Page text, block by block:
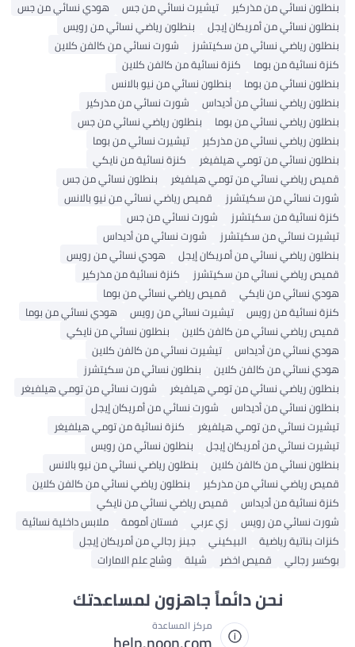
بنطلون نسائي من مذركير
تيشيرت نسائي من جس
هودي نسائي من جس
بنطلون نسائي من أمريكان إيجل
بنطلون رياضي نسائي من رويس
بنطلون رياضي نسائي من سكيتشرز
شورت نسائي من كالفن كلاين
كنزة نسائية من بوما
كنزة نسائية من كالفن كلاين
بنطلون نسائي من بوما
بنطلون نسائي من نيو بالانس
بنطلون رياضي نسائي من أديداس
شورت نسائي من مذركير
بنطلون رياضي نسائي من بوما
بنطلون رياضي نسائي من جس
بنطلون رياضي نسائي من مذركير
تيشيرت نسائي من بوما
بنطلون نسائي من تومي هيلفيغر
كنزة نسائية من نايكي
قميص رياضي نسائي من تومي هيلفيغر
بنطلون نسائي من جس
شورت نسائي من سكيتشرز
قميص رياضي نسائي من نيو بالانس
كنزة نسائية من سكيتشرز
شورت نسائي من جس
تيشيرت نسائي من سكيتشرز
شورت نسائي من أديداس
بنطلون رياضي نسائي من أمريكان إيجل
هودي نسائي من رويس
قميص رياضي نسائي من سكيتشرز
كنزة نسائية من مذركير
هودي نسائي من نايكي
قميص رياضي نسائي من بوما
كنزة نسائية من رويس
تيشيرت نسائي من رويس
هودي نسائي من بوما
قميص رياضي نسائي من كالفن كلاين
بنطلون نسائي من نايكي
هودي نسائي من أديداس
تيشيرت نسائي من كالفن كلاين
هودي نسائي من كالفن كلاين
بنطلون نسائي من سكيتشرز
بنطلون رياضي نسائي من تومي هيلفيغر
شورت نسائي من تومي هيلفيغر
بنطلون نسائي من أديداس
شورت نسائي من أمريكان إيجل
تيشيرت نسائي من تومي هيلفيغر
كنزة نسائية من تومي هيلفيغر
تيشيرت نسائي من أمريكان إيجل
بنطلون نسائي من رويس
بنطلون نسائي من كالفن كلاين
بنطلون رياضي نسائي من نيو بالانس
قميص رياضي نسائي من مذركير
بنطلون رياضي نسائي من كالفن كلاين
كنزة نسائية من أديداس
قميص رياضي نسائي من نايكي
شورت نسائي من رويس
زي عربي فستان أمومة
ملابس داخلية نسائية
كنزات بناتية رياضية
البيكيني
جينز رجالي من أمريكان إيجل
بوكسر رجالي
قميص اخضر شيلة وشاح علم الامارات
نحن دائماً جاهزون لمساعدتك
مركز المساعدة